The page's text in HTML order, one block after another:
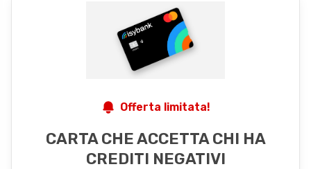
Offerta limitata!
CARTA CHE ACCETTA CHI HA
CREDITI NEGATIVI